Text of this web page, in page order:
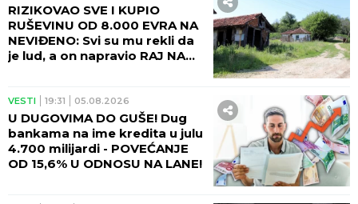
RIZIKOVAO SVE I KUPIO
RUŠEVINU OD 8.000 EVRA NA
NEVIĐENO: Svi su mu rekli da
je lud, a on napravio RAJ NA
VESTI 19:31 05.08.2026
U DUGOVIMA DO GUŠE! Dug
bankama na ime kredita u julu
4.700 milijardi - POVEĆANJE
OD 15,6% U ODNOSU NA LANE!